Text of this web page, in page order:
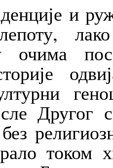
и
очима
Другог
током